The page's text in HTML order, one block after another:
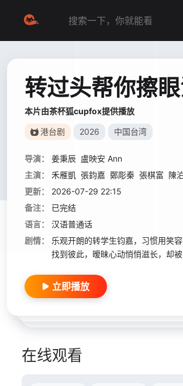
转过头帮你擦眼
本片由茶杯狐cupfox提供播放
港台剧 2026 中国台湾
导演： 姜秉辰 盧映安 Ann
主演：
禾雁凱 張鈞嘉 鄭彫秦 張棋富 陳
更新：
2026-07-29 22:15
备注：
已完结
语言：
汉语普通话
剧情：
乐观开朗的转学生钧嘉，习惯用笑
找到彼此，暧昧心动悄悄滋长，却
立即播放
在线观看